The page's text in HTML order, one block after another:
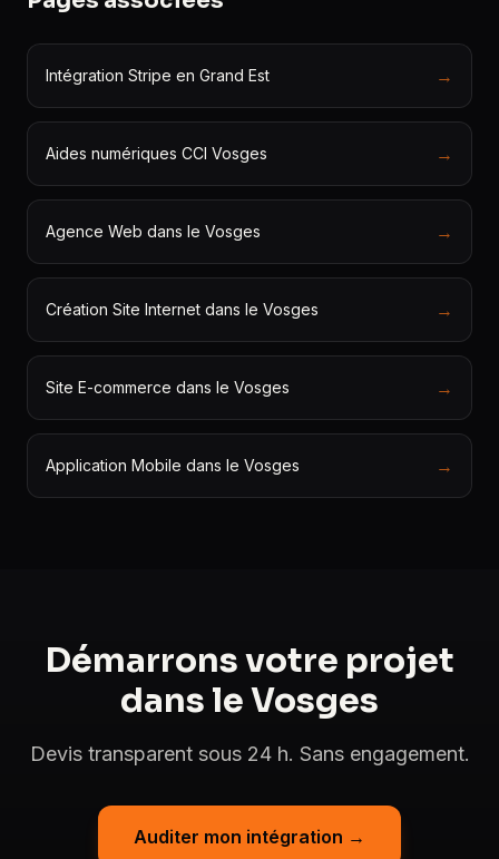
Intégration Stripe en Grand Est →
Aides numériques CCI Vosges →
Agence Web dans le Vosges →
Création Site Internet dans le Vosges →
Site E-commerce dans le Vosges →
Application Mobile dans le Vosges →
Démarrons votre projet
dans le Vosges
Devis transparent sous 24 h. Sans engagement.
Auditer mon intégration →